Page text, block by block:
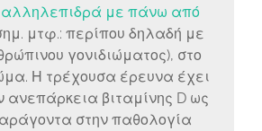
αλληλεπιδρά με πάνω από
μτφ.: περίπου δηλαδή με
γονιδιώματος), στο
Η τρέχουσα έρευνα έχει
ανεπάρκεια βιταμίνης D ως
στην παθολογία